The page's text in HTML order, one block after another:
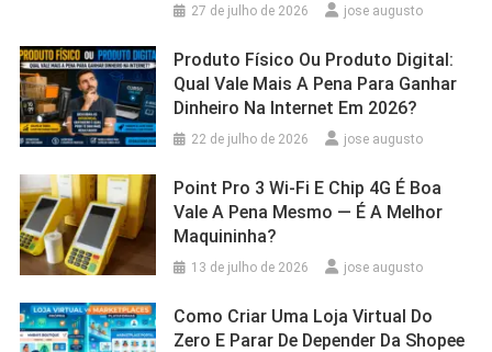
27 de julho de 2026 jose augusto
Produto Físico Ou Produto Digital:
Qual Vale Mais A Pena Para Ganhar
Dinheiro Na Internet Em 2026?
22 de julho de 2026 jose augusto
Point Pro 3 Wi‑Fi E Chip 4G É Boa
Vale A Pena Mesmo — É A Melhor
Maquininha?
13 de julho de 2026 jose augusto
Como Criar Uma Loja Virtual Do
Zero E Parar De Depender Da Shopee